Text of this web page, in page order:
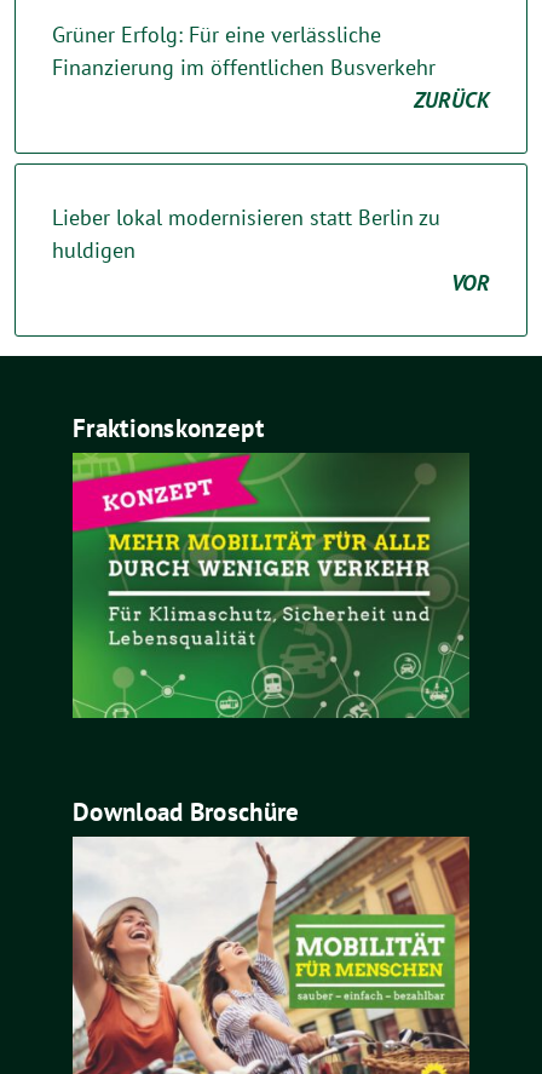
Grüner Erfolg: Für eine verlässliche
Finanzierung im öffentlichen Busverkehr
ZURÜCK
Lieber lokal modernisieren statt Berlin zu
huldigen
VOR
Fraktionskonzept
Download Broschüre